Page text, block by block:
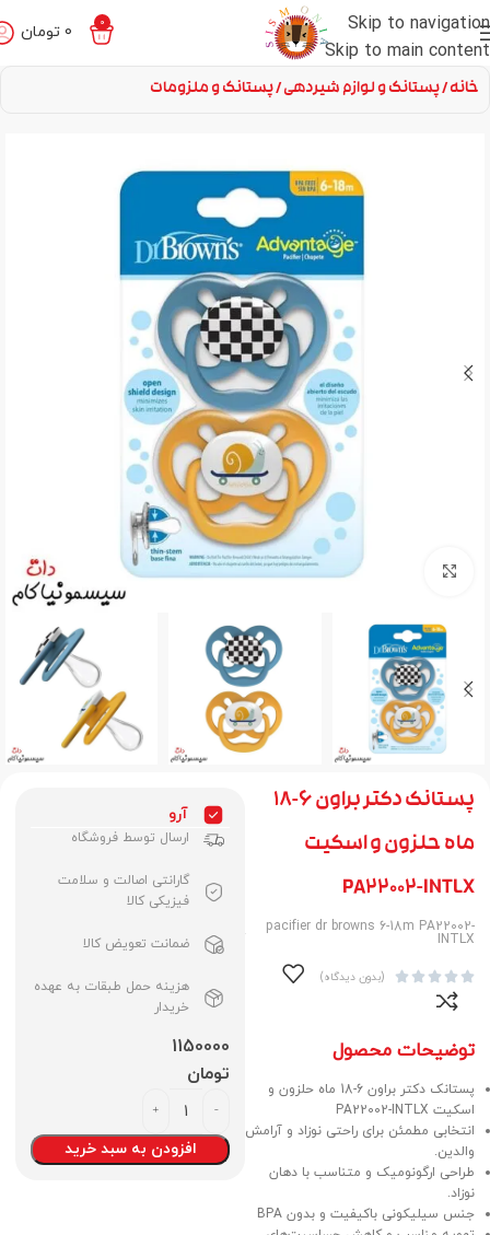
Skip to navigation
Skip to main content
0
0 تومان
خانه پستانک و لوازم شیردهی پستانک و ملزومات
برای بزرگنمایی کلیک کنید
پستانک دکتر براون 6-18
ماه حلزون و اسکیت
PA22002-INTLX
pacifier dr browns 6-18m PA22002-
INTLX




 (بدون دیدگاه)
توضیحات محصول
پستانک دکتر براون 6-18 ماه حلزون و
اسکیت PA22002-INTLX
انتخابی مطمئن برای راحتی نوزاد و آرامش
والدین.
طراحی ارگونومیک و متناسب با دهان
نوزاد.
جنس سیلیکونی باکیفیت و بدون BPA
آرو
ارسال توسط فروشگاه
گارانتی اصالت و سلامت
فیزیکی کالا
ضمانت تعویض کالا
هزینه حمل طبقات به عهده
خریدار
1150000
تومان
افزودن به سبد خرید